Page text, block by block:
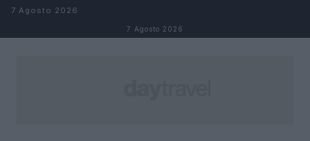
Salta al contenuto
7 Agosto 2026
7 Agosto 2026